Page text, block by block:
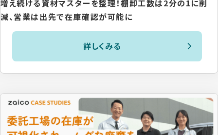
増え続ける資材マスターを整理！棚卸工数は2分の1に削
減、営業は出先で在庫確認が可能に
詳しくみる